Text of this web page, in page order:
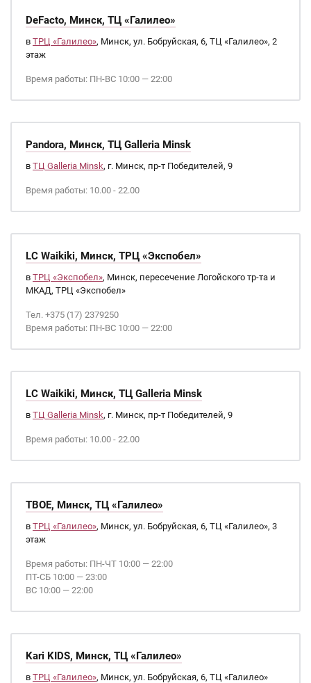
DeFacto, Минск, ТЦ «Галилео»
в ТРЦ «Галилео», Минск, ул. Бобруйская, 6, ТЦ «Галилео», 2
этаж
Время работы: ПН-ВС 10:00 — 22:00
Pandora, Минск, ТЦ Galleria Minsk
в ТЦ Galleria Minsk, г. Минск, пр-т Победителей, 9
Время работы: 10.00 - 22.00
LC Waikiki, Минск, ТРЦ «Экспобел»
в ТРЦ «Экспобел», Минск, пересечение Логойского тр-та и
МКАД, ТРЦ «Экспобел»
Тел. +375 (17) 2379250
Время работы: ПН-ВС 10:00 — 22:00
LC Waikiki, Минск, ТЦ Galleria Minsk
в ТЦ Galleria Minsk, г. Минск, пр-т Победителей, 9
Время работы: 10.00 - 22.00
ТВОЕ, Минск, ТЦ «Галилео»
в ТРЦ «Галилео», Минск, ул. Бобруйская, 6, ТЦ «Галилео», 3
этаж
Время работы: ПН-ЧТ 10:00 — 22:00
ПТ-СБ 10:00 — 23:00
ВС 10:00 — 22:00
Kari KIDS, Минск, ТЦ «Галилео»
в ТРЦ «Галилео», Минск, ул. Бобруйская, 6, ТЦ «Галилео»